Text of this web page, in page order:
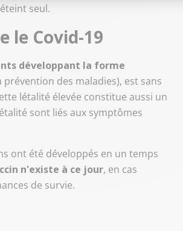
seul.
le Covid-19
développant la forme
des maladies), est sans
létalité élevée constitue aussi un
sont liés aux symptômes
ont été développés en un temps
n'existe à ce jour, en cas
de survie.